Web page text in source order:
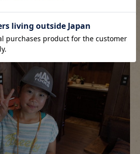
から下げて大喜び